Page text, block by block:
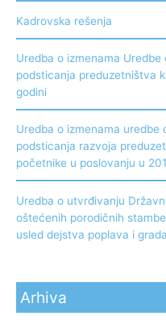
Kadrovska rešenja
Uredba o izmenama
podsticanja preduzetništva
godini
Uredba o izmenama uredbe
podsticanja razvoja
početnike u poslovanju u
Uredba o utvrđivanju
oštećenih porodičnih
usled dejstva poplava i
Arhiva